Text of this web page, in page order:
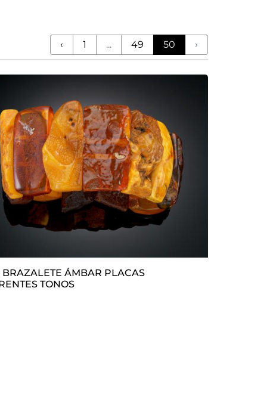
‹ 1 ... 49 50 ›
TONOS